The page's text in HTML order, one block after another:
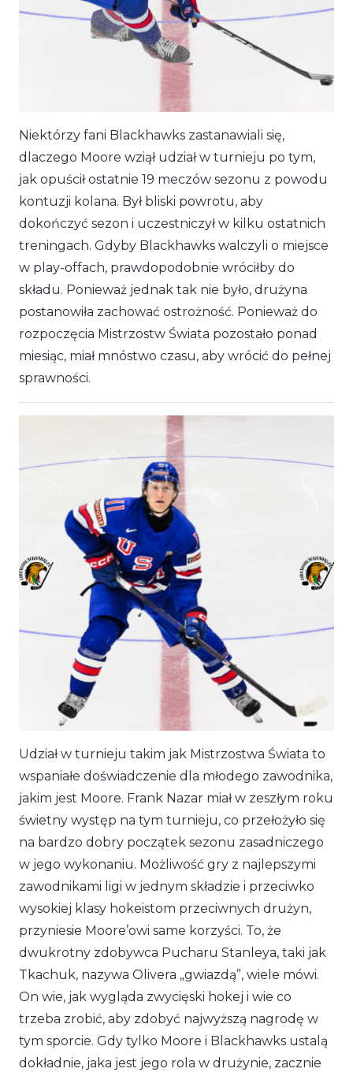
Niektórzy fani Blackhawks zastanawiali się,
dlaczego Moore wziął udział w turnieju po tym,
jak opuścił ostatnie 19 meczów sezonu z powodu
kontuzji kolana. Był bliski powrotu, aby
dokończyć sezon i uczestniczył w kilku ostatnich
treningach. Gdyby Blackhawks walczyli o miejsce
w play-offach, prawdopodobnie wróciłby do
składu. Ponieważ jednak tak nie było, drużyna
postanowiła zachować ostrożność. Ponieważ do
rozpoczęcia Mistrzostw Świata pozostało ponad
miesiąc, miał mnóstwo czasu, aby wrócić do pełnej
sprawności.
Udział w turnieju takim jak Mistrzostwa Świata to
wspaniałe doświadczenie dla młodego zawodnika,
jakim jest Moore. Frank Nazar miał w zeszłym roku
świetny występ na tym turnieju, co przełożyło się
na bardzo dobry początek sezonu zasadniczego
w jego wykonaniu. Możliwość gry z najlepszymi
zawodnikami ligi w jednym składzie i przeciwko
wysokiej klasy hokeistom przeciwnych drużyn,
przyniesie Moore’owi same korzyści. To, że
dwukrotny zdobywca Pucharu Stanleya, taki jak
Tkachuk, nazywa Olivera „gwiazdą”, wiele mówi.
On wie, jak wygląda zwycięski hokej i wie co
trzeba zrobić, aby zdobyć najwyższą nagrodę w
tym sporcie. Gdy tylko Moore i Blackhawks ustalą
dokładnie, jaka jest jego rola w drużynie, zacznie